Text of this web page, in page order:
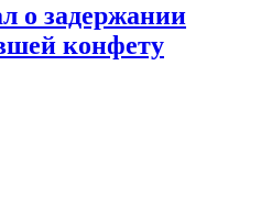
о задержании
конфету